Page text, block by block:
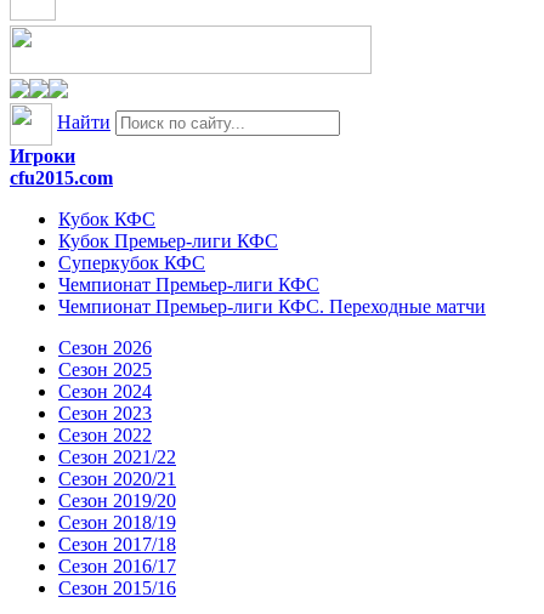
Найти
Игроки
cfu2015.com
Кубок КФС
Кубок Премьер-лиги КФС
Суперкубок КФС
Чемпионат Премьер-лиги КФС
Чемпионат Премьер-лиги КФС. Переходные матчи
Сезон 2026
Сезон 2025
Сезон 2024
Сезон 2023
Сезон 2022
Сезон 2021/22
Сезон 2020/21
Сезон 2019/20
Сезон 2018/19
Сезон 2017/18
Сезон 2016/17
Сезон 2015/16